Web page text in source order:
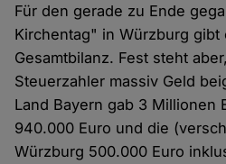
Für den gerade zu Ende
Kirchentag" in Würzburg gibt
Gesamtbilanz. Fest steht
Steuerzahler massiv Geld
Land Bayern gab 3 Millionen
940.000 Euro und die
Würzburg 500.000 Euro